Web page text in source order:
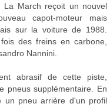
La March reçoit un nouvel
capot-moteur mais
sur la voiture de 1988.
des freins en carbone,
Nannini.
abrasif de cette piste,
pneus supplémentaire. En
un pneu arrière d'un profil